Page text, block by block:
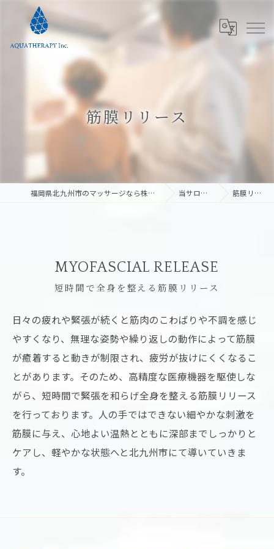
筋膜リリース
福岡県北九州市のマッサージなら株式会社アクアテラピー 当サロンの特徴 筋膜リリース
短時間で全身を整える筋膜リリース
MYOFASCIAL RELEASE
日々の疲れや緊張が続くと筋肉のこわばりや不調を感じ
やすくなり、無理な姿勢や繰り返しの動作によって筋膜
が癒着すると動きが制限され、疲労が抜けにくくなるこ
とがあります。そのため、高精度な医療機器を駆使しな
がら、短時間で緊張を和らげ全身を整える筋膜リリース
を行っております。人の手ではできない細やかな刺激を
筋膜に与え、心地よい温熱とともに深部までしっかりと
ケアし、軽やかな状態へと北九州市にて導いていきま
す。